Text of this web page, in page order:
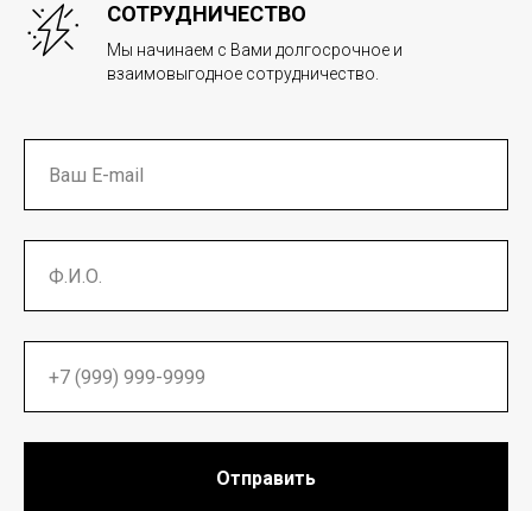
СОТРУДНИЧЕСТВО
Мы начинаем с Вами долгосрочное и
взаимовыгодное сотрудничество.
Отправить